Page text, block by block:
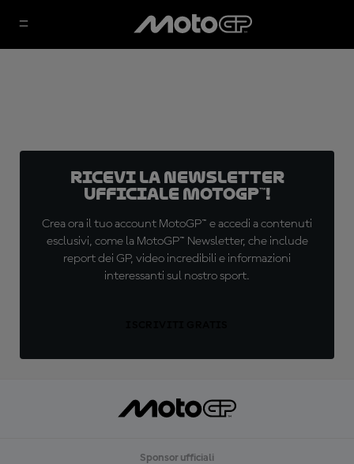
Ricevi la newsletter
ufficiale MotoGP™!
Crea ora il tuo account MotoGP™ e accedi a contenuti
esclusivi, come la MotoGP™ Newsletter, che include
report dei GP, video incredibili e informazioni
interessanti sul nostro sport.
Sponsor ufficiali